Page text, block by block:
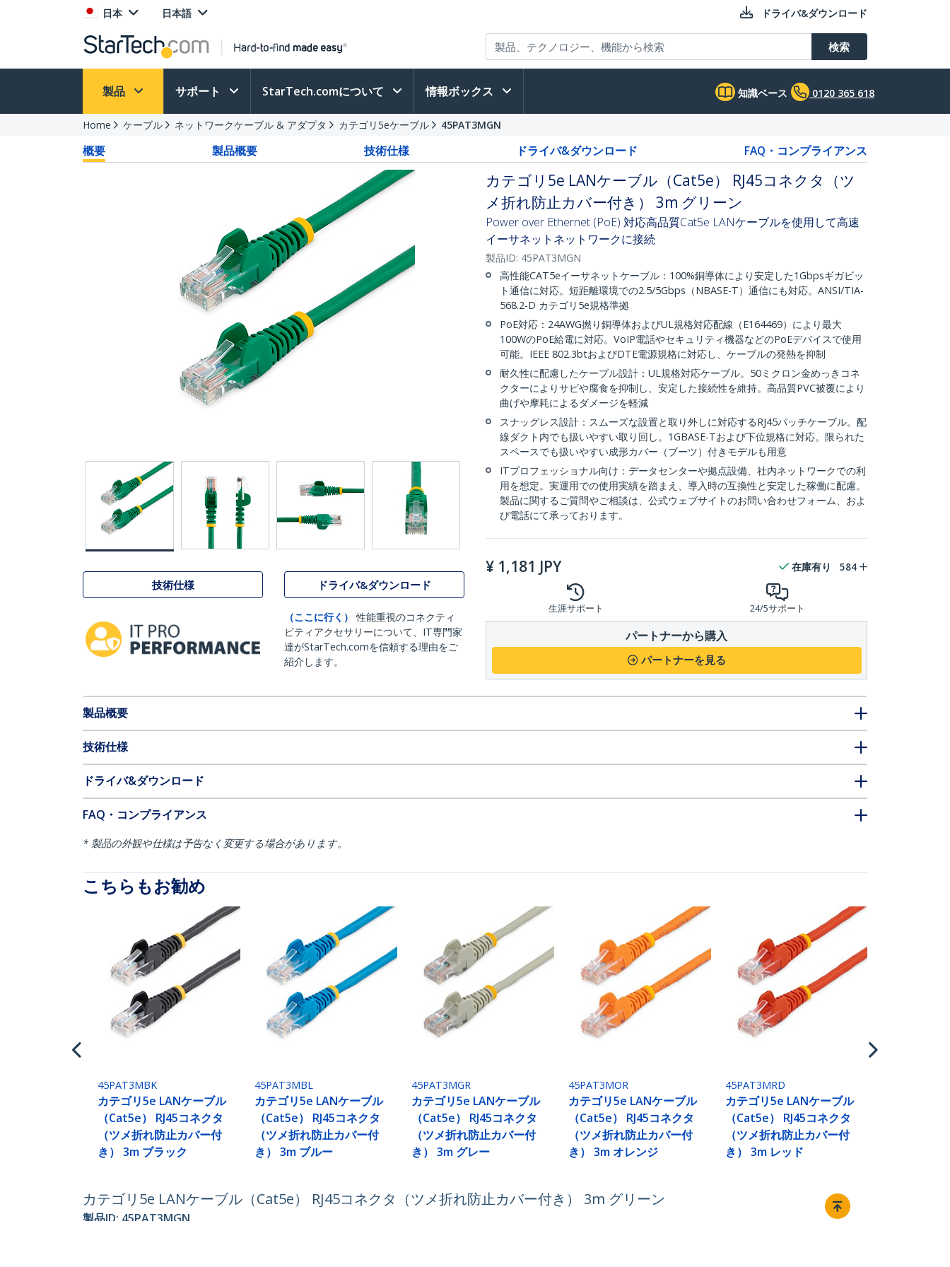
日本 日本語 ドライバ&ダウンロード
検索
製品 サポート StarTech.comについて 情報ボックス 知識ベース 0120 365 618
Home ケーブル ネットワークケーブル & アダプタ カテゴリ5eケーブル 45PAT3MGN
概要 製品概要 技術仕様 ドライバ&ダウンロード FAQ・コンプライアンス
技術仕様 ドライバ&ダウンロード
（ここに行く）
性能重視のコネクティ
ビティアクセサリーについて、IT専門家
達がStarTech.comを信頼する理由をご
紹介します。
カテゴリ5e LANケーブル（Cat5e） RJ45コネクタ（ツ
メ折れ防止カバー付き） 3m グリーン
Power over Ethernet (PoE) 対応高品質Cat5e LANケーブルを使用して高速
イーサネットネットワークに接続
製品ID: 45PAT3MGN
高性能CAT5eイーサネットケーブル：100%銅導体により安定した1Gbpsギガビッ
ト通信に対応。短距離環境での2.5/5Gbps（NBASE-T）通信にも対応。ANSI/TIA-
568.2-D カテゴリ5e規格準拠
PoE対応：24AWG撚り銅導体およびUL規格対応配線（E164469）により最大
100WのPoE給電に対応。VoIP電話やセキュリティ機器などのPoEデバイスで使用
可能。IEEE 802.3btおよびDTE電源規格に対応し、ケーブルの発熱を抑制
耐久性に配慮したケーブル設計：UL規格対応ケーブル。50ミクロン金めっきコネ
クターによりサビや腐食を抑制し、安定した接続性を維持。高品質PVC被覆により
曲げや摩耗によるダメージを軽減
スナッグレス設計：スムーズな設置と取り外しに対応するRJ45パッチケーブル。配
線ダクト内でも扱いやすい取り回し。1GBASE-Tおよび下位規格に対応。限られた
スペースでも扱いやすい成形カバー（ブーツ）付きモデルも用意
ITプロフェッショナル向け：データセンターや拠点設備、社内ネットワークでの利
用を想定。実運用での使用実績を踏まえ、導入時の互換性と安定した稼働に配慮。
製品に関するご質問やご相談は、公式ウェブサイトのお問い合わせフォーム、およ
び電話にて承っております。
¥ 1,181 JPY 在庫有り 584
生涯サポート 24/5サポート
パートナーから購入
パートナーを見る
製品概要
技術仕様
ドライバ&ダウンロード
FAQ・コンプライアンス
* 製品の外観や仕様は予告なく変更する場合があります。
こちらもお勧め
45PAT3MBK
カテゴリ5e LANケーブル
（Cat5e） RJ45コネクタ
（ツメ折れ防止カバー付
き） 3m ブラック
45PAT3MBL
カテゴリ5e LANケーブル
（Cat5e） RJ45コネクタ
（ツメ折れ防止カバー付
き） 3m ブルー
45PAT3MGR
カテゴリ5e LANケーブル
（Cat5e） RJ45コネクタ
（ツメ折れ防止カバー付
き） 3m グレー
45PAT3MOR
カテゴリ5e LANケーブル
（Cat5e） RJ45コネクタ
（ツメ折れ防止カバー付
き） 3m オレンジ
45PAT3MRD
カテゴリ5e LANケーブル
（Cat5e） RJ45コネクタ
（ツメ折れ防止カバー付
き） 3m レッド
カテゴリ5e LANケーブル（Cat5e） RJ45コネクタ（ツメ折れ防止カバー付き） 3m グリーン
製品ID: 45PAT3MGN